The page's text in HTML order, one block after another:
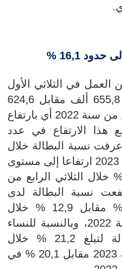
16,1 %
العمل في الثلاثي الأول
من سنة 2023 بنحو 655,8 ألف مقابل 624,6
ألف في الثلاثي الرابع من سنة 2022 أي بارتفاع
ومع هذا الارتفاع في عدد
نسبة البطالة خلال
الثلاثي الأول من سنة 2023 ارتفاعا إلى مستوى
15,2% خلال الثلاثي الرابع من
ارتفعت نسبة البطالة لدى
% مقابل 12,9
% خلال
الثلاثي الرابع من سنة 2022، وبالنسبة للنساء
21,2
% خلال
مقابل 20,1 % في